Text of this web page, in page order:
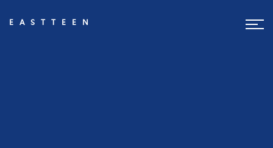
EASTTEEN